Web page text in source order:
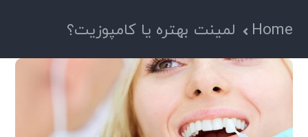
Home لمینت بهتره یا کامپوزیت؟